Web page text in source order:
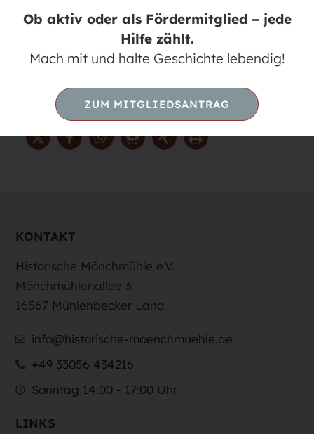
Wechselschuhe und Getränk mitbringen.
Mehr Infos finden Sie auf der Website der
Linedancer:
moenchmuehle.weebly.com/
LINKS
KONTAKT
Historische Mönchmühle e.V.
Mönchmühlenallee 3
16567 Mühlenbecker Land
info@historische-moenchmuehle.de
+49 33056 434216
Sonntag 14:00 - 17:00 Uhr
Ob aktiv oder als Fördermitglied – jede
Hilfe zählt.
Mach mit und halte Geschichte lebendig!
ZUM MITGLIEDSANTRAG